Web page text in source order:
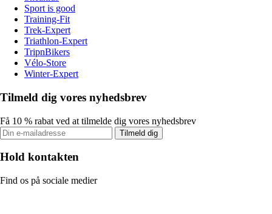
Sport is good
Training-Fit
Trek-Expert
Triathlon-Expert
TripnBikers
Vélo-Store
Winter-Expert
Tilmeld dig vores nyhedsbrev
Få 10 % rabat ved at tilmelde dig vores nyhedsbrev
Tilmeld dig
Hold kontakten
Find os på sociale medier